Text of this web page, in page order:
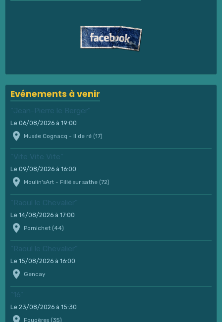
Evénements à venir
"Jean-Pierre le Berger"
Le 06/08/2026 à 19:00
Musée Cognacq - Il de ré (17)
"Vite Vite Vite"
Le 09/08/2026 à 16:00
Moulin'sArt - Fillé sur sathe (72)
"Raoul le Chevalier"
Le 14/08/2026 à 17:00
Pornichet (44)
"Raoul le Chevalier"
Le 15/08/2026 à 16:00
Gencay
"16"
Le 23/08/2026 à 15:30
Fougères (35)